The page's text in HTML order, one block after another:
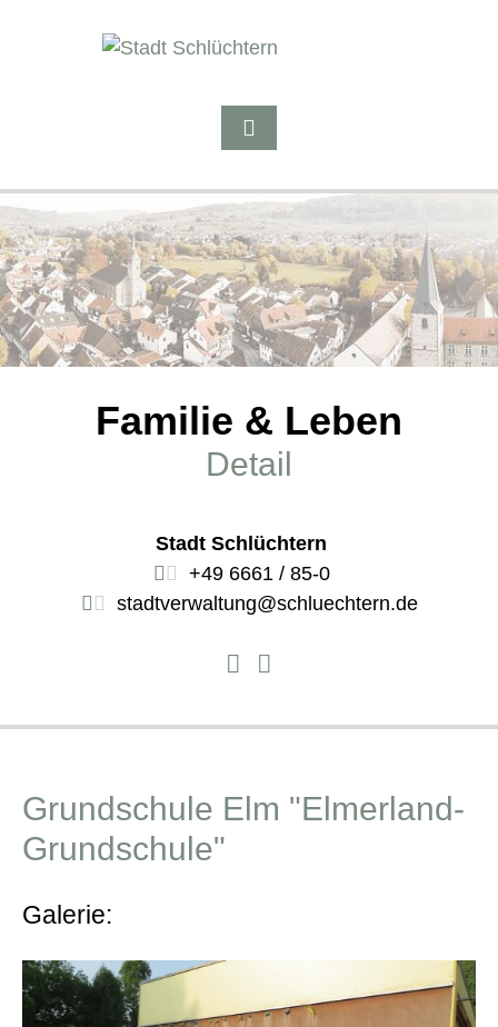
Familie & Leben
Detail
Stadt Schlüchtern
+49 6661 / 85-0
stadtverwaltung@schluechtern.de
Grundschule Elm "Elmerland-
Grundschule"
Galerie: